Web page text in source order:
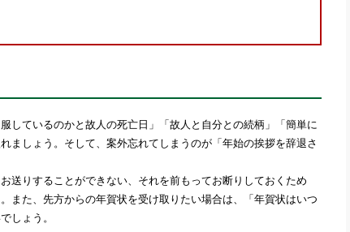
しているのかと故人の死亡日」「故人と自分との続柄」「簡単に
ましょう。そして、案外忘れてしまうのが「年始の挨拶を辞退さ
送りすることができない、それを前もってお断りしておくため
また、先方からの年賀状を受け取りたい場合は、「年賀状はいつ
しょう。